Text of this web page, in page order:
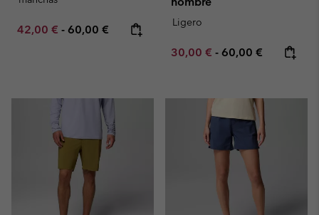
Minimum sale price:
42,00 € - Maximum price:
60,00 €
Ligero
Minimum sale price:
30,00 € - Maximum price:
60,00 €